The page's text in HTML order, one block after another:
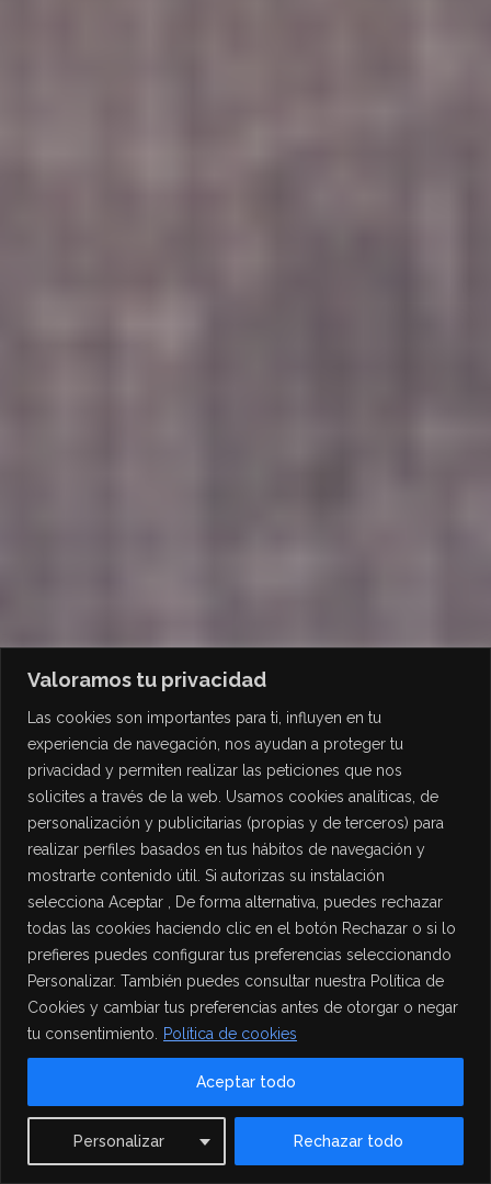
Valoramos tu privacidad
Las cookies son importantes para ti, influyen en tu
experiencia de navegación, nos ayudan a proteger tu
privacidad y permiten realizar las peticiones que nos
solicites a través de la web. Usamos cookies analíticas, de
personalización y publicitarias (propias y de terceros) para
realizar perfiles basados en tus hábitos de navegación y
mostrarte contenido útil. Si autorizas su instalación
selecciona Aceptar , De forma alternativa, puedes rechazar
todas las cookies haciendo clic en el botón Rechazar o si lo
prefieres puedes configurar tus preferencias seleccionando
Personalizar. También puedes consultar nuestra Política de
Cookies y cambiar tus preferencias antes de otorgar o negar
tu consentimiento.
Política de cookies
Personalizar Rechazar todo
Aceptar todo